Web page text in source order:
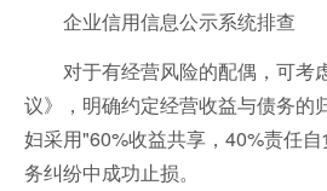
企业信用信息公示系统排查
对于有经营风险的配偶，可考
议》，明确约定经营收益与债务的
妇采用"60%收益共享，40%责任
务纠纷中成功止损。